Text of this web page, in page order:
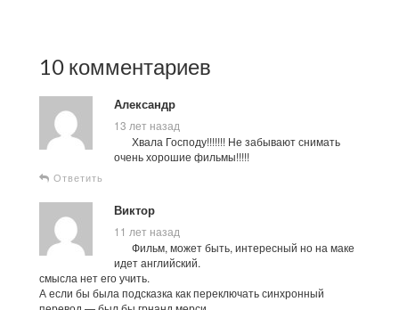
10 комментариев
Александр
13 лет назад
Хвала Господу!!!!!!! Не забывают снимать
очень хорошие фильмы!!!!!
Ответить
Виктор
11 лет назад
Фильм, может быть, интересный но на маке
идет английский.
смысла нет его учить.
А если бы была подсказка как переключать синхронный